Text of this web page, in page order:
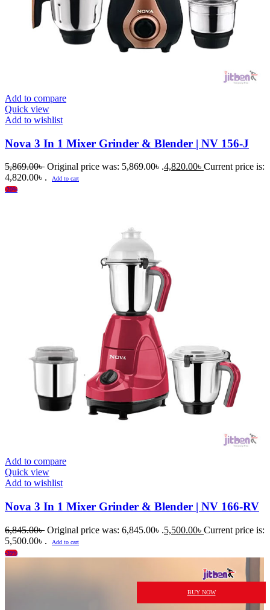
BUY NOW
BUY NOW
BUY NOW
BUY NOW
BUY NOW
Add to compare
Quick view
Add to wishlist
Nova 3 In 1 Mixer Grinder & Blender | NV 156-J
5,869.00৳ Original price was: 5,869.00৳ .4,820.00৳ Current price is:
4,820.00৳ .
Add to cart
BUY NOW
-20%
Add to compare
Quick view
Add to wishlist
Nova 3 In 1 Mixer Grinder & Blender | NV 166-RV
6,845.00৳ Original price was: 6,845.00৳ .5,500.00৳ Current price is:
5,500.00৳ .
Add to cart
BUY NOW
-39%
BUY NOW
BUY NOW
BUY NOW
BUY NOW
BUY NOW